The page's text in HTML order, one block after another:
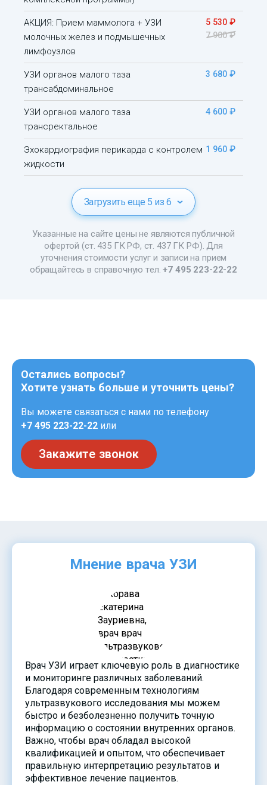
АКЦИЯ: Прием маммолога + УЗИ
молочных желез и подмышечных
лимфоузлов
5 530 ₽
7 900 ₽
УЗИ органов малого таза
трансабдоминальное
3 680 ₽
УЗИ органов малого таза
трансректальное
4 600 ₽
Эхокардиография перикарда с контролем
жидкости
1 960 ₽
Загрузить еще 5 из 6
Указанные на сайте цены не являются публичной
офертой (ст. 435 ГК РФ, ст. 437 ГК РФ). Для
уточнения стоимости услуг и записи на прием
обращайтесь в справочную тел.+7 495 223-22-22
Остались вопросы?
Хотите узнать больше и уточнить цены?
Вы можете связаться с нами по телефону
+7 495 223-22-22 или
Закажите звонок
Мнение врача УЗИ
Врач УЗИ играет ключевую роль в диагностике
и мониторинге различных заболеваний.
Благодаря современным технологиям
ультразвукового исследования мы можем
быстро и безболезненно получить точную
информацию о состоянии внутренних органов.
Важно, чтобы врач обладал высокой
квалификацией и опытом, что обеспечивает
правильную интерпретацию результатов и
эффективное лечение пациентов.